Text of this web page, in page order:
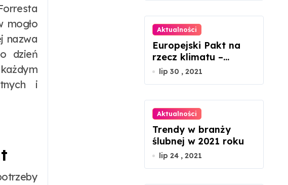
mogło
nazwa
dzień
i
Aktualności
Europejski Pakt na
rzecz klimatu –
ważne jest
lip 30 , 2021
Aktualności
Trendy w branży
ślubnej w 2021 roku
lip 24 , 2021